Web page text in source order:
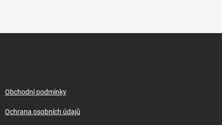
Obchodní podmínky
Ochrana osobních údajů